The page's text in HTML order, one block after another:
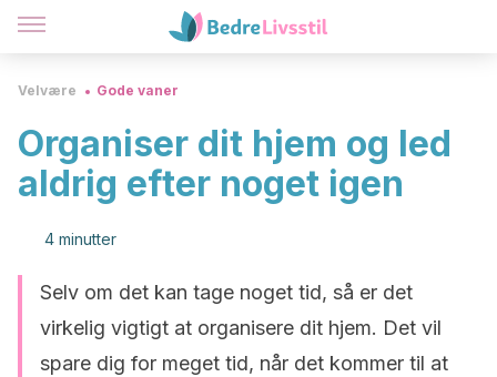
Velvære Gode vaner
Organiser dit hjem og led
aldrig efter noget igen
4 minutter
Selv om det kan tage noget tid, så er det
virkelig vigtigt at organisere dit hjem. Det vil
spare dig for meget tid, når det kommer til at